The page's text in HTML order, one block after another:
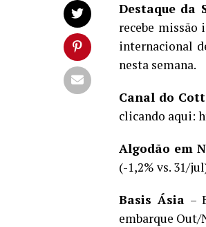
Destaque da
recebe missão
internacional
nesta semana.
Canal do
clicando aqui:
Algodão em
(-1,2% vs. 31/
Basis Ásia –
embarque